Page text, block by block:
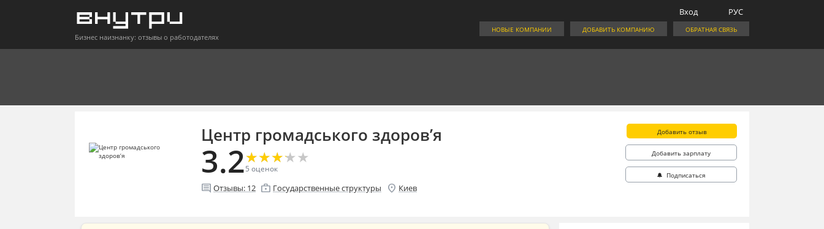
Бизнес наизнанку: отзывы о работодателях
РУС
Вход
ОБРАТНАЯ СВЯЗЬ
ДОБАВИТЬ КОМПАНИЮ
НОВЫЕ КОМПАНИИ
Центр громадського здоров’я
3.2★
★★
★★
★★
★★
★
5 оценок
comment Отзывы: 12 enterprise Государственные структуры location_on Киев
Добавить отзыв
Добавить зарплату
🔔 Подписаться